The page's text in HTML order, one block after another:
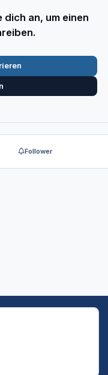
an, um einen
Follower